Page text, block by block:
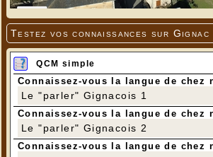
Testez vos connaissances sur Gignac
QCM simple
Connaissez-vous la langue de chez
Le "parler" Gignacois 1
Connaissez-vous la langue de chez
Le "parler" Gignacois 2
Connaissez-vous la langue de chez